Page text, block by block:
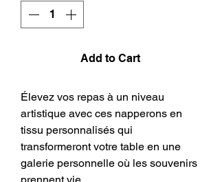
Add to Cart
Élevez vos repas à un niveau
artistique avec ces napperons en
tissu personnalisés qui
transformeront votre table en une
galerie personnelle où les souvenirs